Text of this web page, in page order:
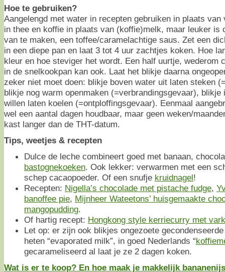
Hoe te gebruiken?
Aangelengd met water in recepten gebruiken in plaats
in thee en koffie in plaats van (koffie)melk, maar leuker is
van te maken, een toffee/caramelachtige saus. Zet een
in een diepe pan en laat 3 tot 4 uur zachtjes koken. Hoe
kleur en hoe steviger het wordt. Een half uurtje, wederom
in de snelkookpan kan ook. Laat het blikje daarna
zeker niet moet doen: blikje boven water uit laten steken
blikje nog warm openmaken (=verbrandingsgevaar), blikje
willen laten koelen (=ontploffingsgevaar). Eenmaal
wel een aantal dagen houdbaar, maar geen weken/
kast langer dan de THT-datum.
Tips, weetjes & recepten
Dulce de leche combineert goed met banaan,
bastognekoeken. Ook lekker: verwarmen met een
schep cacaopoeder. Of een snufje kruidnagel!
Recepten: Nigella’s chocolade met pistache fudge,
banoffee pie, Mijnheer Wateetons’ huisgemaakte
mangopudding.
Of hartig recept: Hongkong style kerriecurry met
Let op: er zijn ook blikjes ongezoete
heten “evaporated milk”, in goed Nederlands “
gecarameliseerd al laat je ze 2 dagen koken.
Wat is er te koop? En hoe maak je makkelijk